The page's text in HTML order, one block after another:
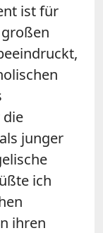
ist für
die
junger
ich
ihren